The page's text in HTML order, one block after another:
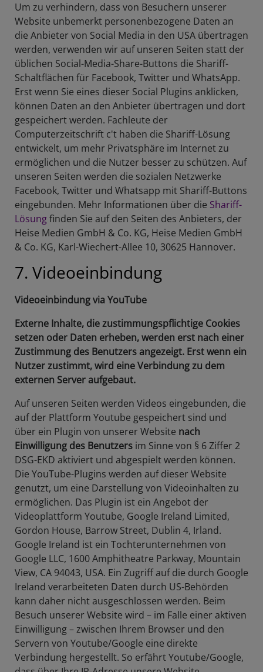
Um zu verhindern, dass von Besuchern unserer
Website unbemerkt personenbezogene Daten an
die Anbieter von Social Media in den USA übertragen
werden, verwenden wir auf unseren Seiten statt der
üblichen Social-Media-Share-Buttons die Shariff-
Schaltflächen für Facebook, Twitter und WhatsApp.
Erst wenn Sie eines dieser Social Plugins anklicken,
können Daten an den Anbieter übertragen und dort
gespeichert werden. Fachleute der
Computerzeitschrift c't haben die Shariff-Lösung
entwickelt, um mehr Privatsphäre im Internet zu
ermöglichen und die Nutzer besser zu schützen. Auf
unseren Seiten werden die sozialen Netzwerke
Facebook, Twitter und Whatsapp mit Shariff-Buttons
eingebunden. Mehr Informationen über die Shariff-
Lösungfinden Sie auf den Seiten des Anbieters, der
Heise Medien GmbH & Co. KG, Heise Medien GmbH
& Co. KG, Karl-Wiechert-Allee 10, 30625 Hannover.
7. Videoeinbindung
Videoeinbindung via YouTube
Externe Inhalte, die zustimmungspflichtige Cookies
setzen oder Daten erheben, werden erst nach einer
Zustimmung des Benutzers angezeigt. Erst wenn ein
Nutzer zustimmt, wird eine Verbindung zu dem
externen Server aufgebaut.
Auf unseren Seiten werden Videos eingebunden, die
auf der Plattform Youtube gespeichert sind und
über ein Plugin von unserer Website nach
Einwilligung des Benutzers im Sinne von § 6 Ziffer 2
DSG-EKD aktiviert und abgespielt werden können.
Die YouTube-Plugins werden auf dieser Website
genutzt, um eine Darstellung von Videoinhalten zu
ermöglichen. Das Plugin ist ein Angebot der
Videoplattform Youtube, Google Ireland Limited,
Gordon House, Barrow Street, Dublin 4, Irland.
Google Ireland ist ein Tochterunternehmen von
Google LLC, 1600 Amphitheatre Parkway, Mountain
View, CA 94043, USA. Ein Zugriff auf die durch Google
Ireland verarbeiteten Daten durch US-Behörden
kann daher nicht ausgeschlossen werden. Beim
Besuch unserer Website wird – im Falle einer aktiven
Einwilligung – zwischen Ihrem Browser und den
Servern von Youtube/Google eine direkte
Verbindung hergestellt. So erfährt Youtube/Google,